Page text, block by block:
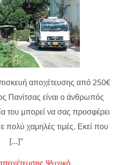
αποχέτευσης από 250€
Πανίτσας είναι ο άνθρωπός
του μπορεί να σας προσφέρει
πολύ χαμηλές τιμές. Εκεί που
[...]"